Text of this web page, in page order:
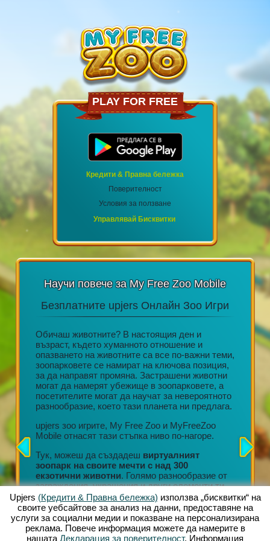
PLAY FOR FREE
Кредити & Правна бележка
Поверителност
Условия за ползване
Управлявай Бисквитки
Научи повече за My Free Zoo Mobile
на
Безплатните upjers Онлайн Зоо Игри
Обичаш животните? В настоящия ден и
възраст, където хуманното отношение и
опазването на животните са все по-важни теми,
зоопарковете се намират на ключова позиция,
за да направят промяна. Застрашени животни
могат да намерят убежище в зоопарковете, а
посетителите могат да научат за невероятното
разнообразие, което тази планета ни предлага.
upjers зоо игрите, My Free Zoo и MyFreeZoo
Mobile отнасят тази стъпка ниво по-нагоре.
Тук, можеш да създадеш виртуалният
зоопарк на своите мечти с над 300
екзотични животни. Голямо разнообразие от
заграждения, украшения и други елементи ти
позволяват да създадеш уникална среда на
живот.
Всяко
своя
могат
Тези
Upjers (Кредити & Правна бележка) използва „бисквитки“ на
своите уебсайтове за анализ на данни, предоставяне на
услуги за социални медии и показване на персонализирана
реклама. Повече информация можете да намерите в
нашата Декларация за поверителност. Информация